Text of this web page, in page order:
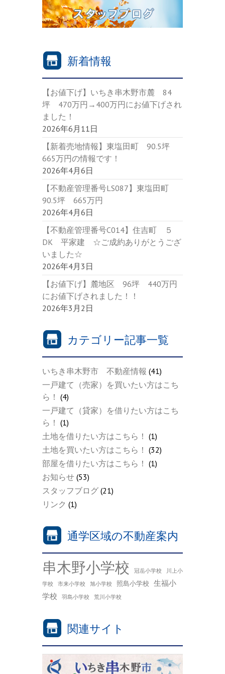
新着情報
【お値下げ】いちき串木野市麓 84
坪 470万円→400万円にお値下げされ
ました！
2026年6月11日
【新着売地情報】東塩田町 90.5坪
665万円の情報です！
2026年4月6日
【不動産管理番号LS087】東塩田町
90.5坪 665万円
2026年4月6日
【不動産管理番号C014】住吉町 ５
DK 平家建 ☆ご成約ありがとうござ
いました☆
2026年4月3日
【お値下げ】麓地区 96坪 440万円
にお値下げされました！！
2026年3月2日
カテゴリー記事一覧
いちき串木野市 不動産情報 (41)
一戸建て（売家）を買いたい方はこち
ら！ (4)
一戸建て（貸家）を借りたい方はこち
ら！ (1)
土地を借りたい方はこちら！ (1)
土地を買いたい方はこちら！ (32)
部屋を借りたい方はこちら！ (1)
お知らせ (53)
スタッフブログ (21)
リンク (1)
通学区域の不動産案内
串木野小学校 冠岳小学校
川上小
学校
市来小学校 旭小学校 照島小学校 生福小
学校
羽島小学校 荒川小学校
関連サイト